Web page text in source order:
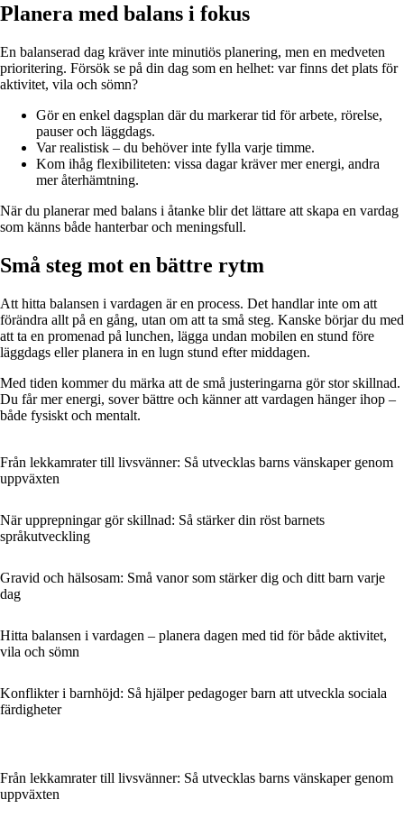
Planera med balans i fokus
En balanserad dag kräver inte minutiös planering, men en medveten
prioritering. Försök se på din dag som en helhet: var finns det plats för
aktivitet, vila och sömn?
Gör en enkel dagsplan där du markerar tid för arbete, rörelse,
pauser och läggdags.
Var realistisk – du behöver inte fylla varje timme.
Kom ihåg flexibiliteten: vissa dagar kräver mer energi, andra
mer återhämtning.
När du planerar med balans i åtanke blir det lättare att skapa en vardag
som känns både hanterbar och meningsfull.
Små steg mot en bättre rytm
Att hitta balansen i vardagen är en process. Det handlar inte om att
förändra allt på en gång, utan om att ta små steg. Kanske börjar du med
att ta en promenad på lunchen, lägga undan mobilen en stund före
läggdags eller planera in en lugn stund efter middagen.
Med tiden kommer du märka att de små justeringarna gör stor skillnad.
Du får mer energi, sover bättre och känner att vardagen hänger ihop –
både fysiskt och mentalt.
Från lekkamrater till livsvänner: Så utvecklas barns vänskaper genom
uppväxten
När upprepningar gör skillnad: Så stärker din röst barnets
språkutveckling
Gravid och hälsosam: Små vanor som stärker dig och ditt barn varje
dag
Hitta balansen i vardagen – planera dagen med tid för både aktivitet,
vila och sömn
Konflikter i barnhöjd: Så hjälper pedagoger barn att utveckla sociala
färdigheter
Från lekkamrater till livsvänner: Så utvecklas barns vänskaper genom
uppväxten